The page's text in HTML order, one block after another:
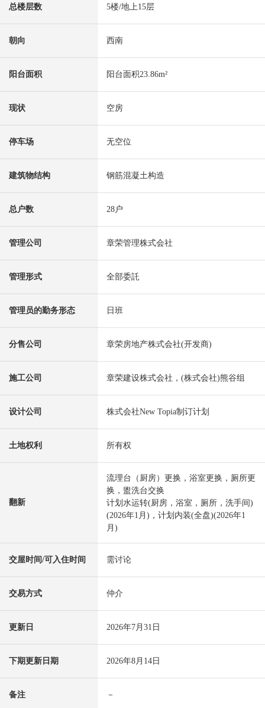
总楼层数 5楼/地上15层
朝向 西南
阳台面积 阳台面积23.86m²
现状 空房
停车场 无空位
建筑物结构 钢筋混凝土构造
总户数 28户
管理公司 章荣管理株式会社
管理形式 全部委託
管理员的勤务形态 日班
分售公司 章荣房地产株式会社(开发商)
施工公司 章荣建设株式会社，(株式会社)熊谷组
设计公司 株式会社New Topia制订计划
土地权利 所有权
翻新
流理台（厨房）更换，浴室更换，厕所更
换，盥洗台交换
计划水运转(厨房，浴室，厕所，洗手间)
(2026年1月)，计划内装(全盘)(2026年1
月)
交屋时间/可入住时间 需讨论
交易方式 仲介
更新日 2026年7月31日
下期更新日期 2026年8月14日
备注 －